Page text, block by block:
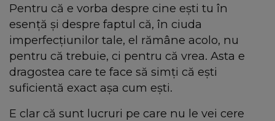
Pentru că e vorba despre cine ești tu în
esență și despre faptul că, în ciuda
imperfecțiunilor tale, el rămâne acolo, nu
pentru că trebuie, ci pentru că vrea. Asta e
dragostea care te face să simți că ești
suficientă exact așa cum ești.
E clar că sunt lucruri pe care nu le vei cere